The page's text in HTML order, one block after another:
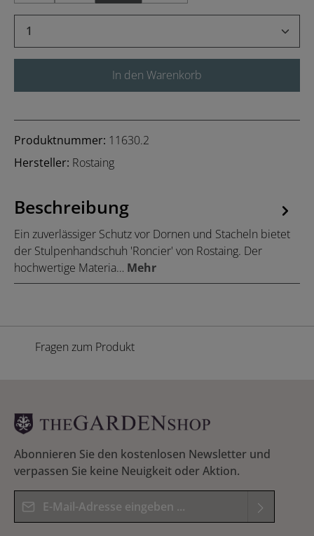
Produkt Anzahl: Gib den gewünschten
In den Warenkorb
Produktnummer: 11630.2
Hersteller: Rostaing
Beschreibung
Ein zuverlässiger Schutz vor Dornen und Stacheln bietet
der Stulpenhandschuh 'Roncier' von Rostaing. Der
hochwertige Materia… Mehr
Fragen zum Produkt
Abonnieren Sie den kostenlosen Newsletter und
verpassen Sie keine Neuigkeit oder Aktion.
E-Mail-Adresse*